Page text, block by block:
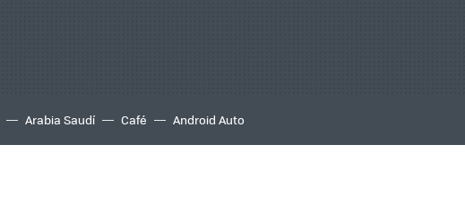
Arabia Saudí Café Android Auto